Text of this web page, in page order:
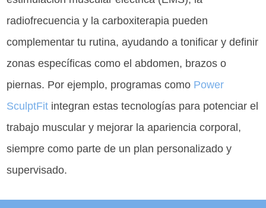
radiofrecuencia y la carboxiterapia pueden
complementar tu rutina, ayudando a tonificar y definir
zonas específicas como el abdomen, brazos o
piernas. Por ejemplo, programas como Power
SculptFit integran estas tecnologías para potenciar el
trabajo muscular y mejorar la apariencia corporal,
siempre como parte de un plan personalizado y
supervisado.